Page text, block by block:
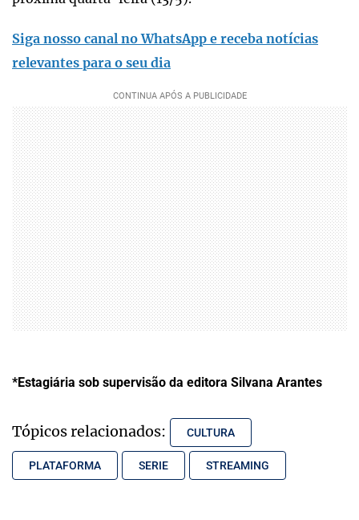
Siga nosso canal no WhatsApp e receba notícias
relevantes para o seu dia
*Estagiária sob supervisão da editora Silvana Arantes
Tópicos relacionados: CULTURA
PLATAFORMA SERIE STREAMING